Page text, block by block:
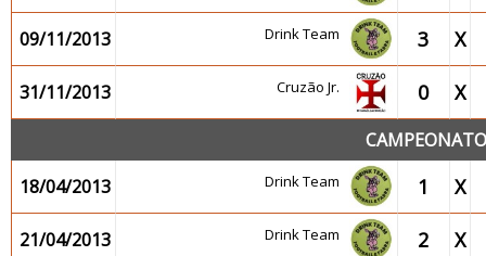
09/11/2013 Drink Team 3 X
31/11/2013 Cruzão Jr. 0 X
18/04/2013
Drink Team 1 X
21/04/2013 Drink Team 2 X